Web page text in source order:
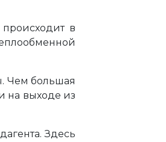
в
Чем большая
на выходе из
Здесь